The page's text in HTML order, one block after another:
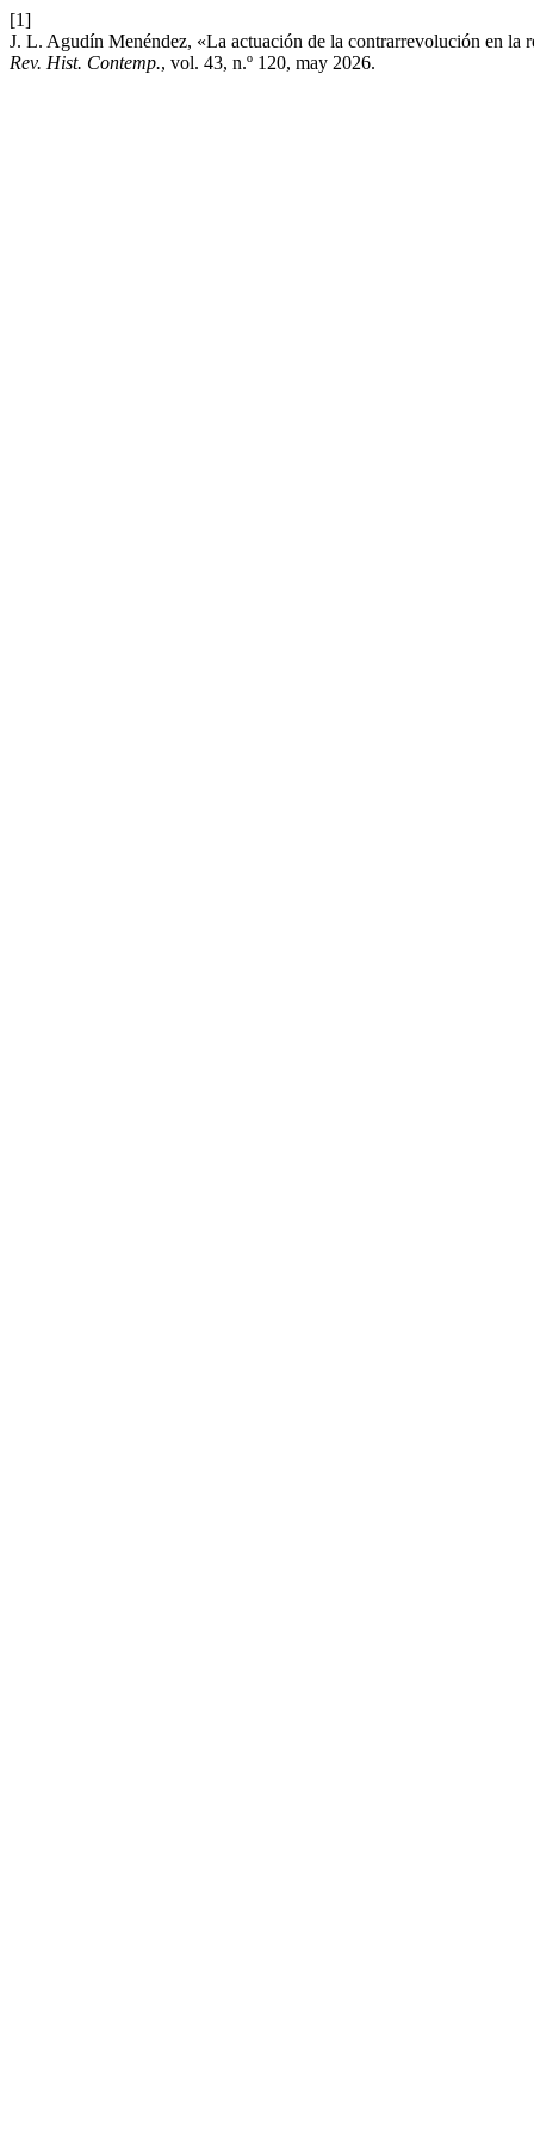
[1]
J. L. Agudín Menéndez, «La actuación de la contrarrevolución en la
Rev. Hist. Contemp., vol. 43, n.º 120, may 2026.